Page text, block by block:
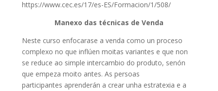
https://www.cec.es/17/es-ES/Formacion/1/508/
Manexo das técnicas de Venda
Neste curso enfocarase a venda como un proceso
complexo no que inflúen moitas variantes e que non
se reduce ao simple intercambio do produto, senón
que empeza moito antes. As persoas
participantes aprenderán a crear unha estratexia e a